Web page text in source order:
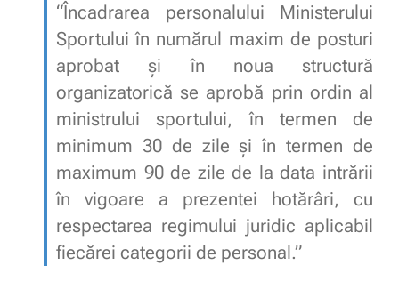
“Încadrarea personalului Ministerului
Sportului în numărul maxim de posturi
aprobat şi în noua structură
organizatorică se aprobă prin ordin al
ministrului sportului, în termen de
minimum 30 de zile şi în termen de
maximum 90 de zile de la data intrării
în vigoare a prezentei hotărâri, cu
respectarea regimului juridic aplicabil
fiecărei categorii de personal.”